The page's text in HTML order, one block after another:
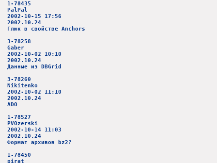
1-78435
PalPal
2002-10-15 17:56
2002.10.24
Глюк в свойстве Anchors
3-78258
Gaber
2002-10-02 10:10
2002.10.24
Данные из DBGrid
3-78260
Nikitenko
2002-10-02 11:10
2002.10.24
ADO
1-78527
PVOzerski
2002-10-14 11:03
2002.10.24
Формат архивов bz2?
1-78450
pirat